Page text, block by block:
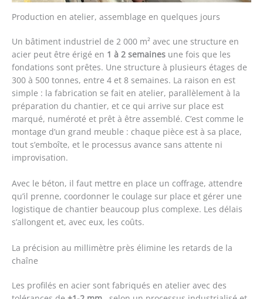
Production en atelier, assemblage en quelques jours
Un bâtiment industriel de 2 000 m² avec une structure en
acier peut être érigé en 1 à 2 semaines une fois que les
fondations sont prêtes. Une structure à plusieurs étages de
300 à 500 tonnes, entre 4 et 8 semaines. La raison en est
simple : la fabrication se fait en atelier, parallèlement à la
préparation du chantier, et ce qui arrive sur place est
marqué, numéroté et prêt à être assemblé. C’est comme le
montage d’un grand meuble : chaque pièce est à sa place,
tout s’emboîte, et le processus avance sans attente ni
improvisation.
Avec le béton, il faut mettre en place un coffrage, attendre
qu’il prenne, coordonner le coulage sur place et gérer une
logistique de chantier beaucoup plus complexe. Les délais
s’allongent et, avec eux, les coûts.
La précision au millimètre près élimine les retards de la
chaîne
Les profilés en acier sont fabriqués en atelier avec des